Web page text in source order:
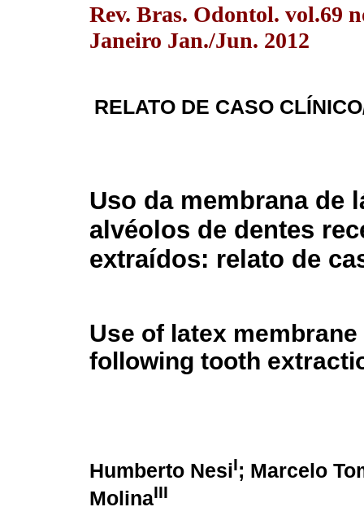
Rev. Bras. Odontol. vol.69
Janeiro Jan./Jun. 2012
RELATO DE CASO
Uso da membrana de
alvéolos de dentes
extraídos: relato de
Use of latex
following tooth
Humberto NesiI; Marcelo
MolinaIII